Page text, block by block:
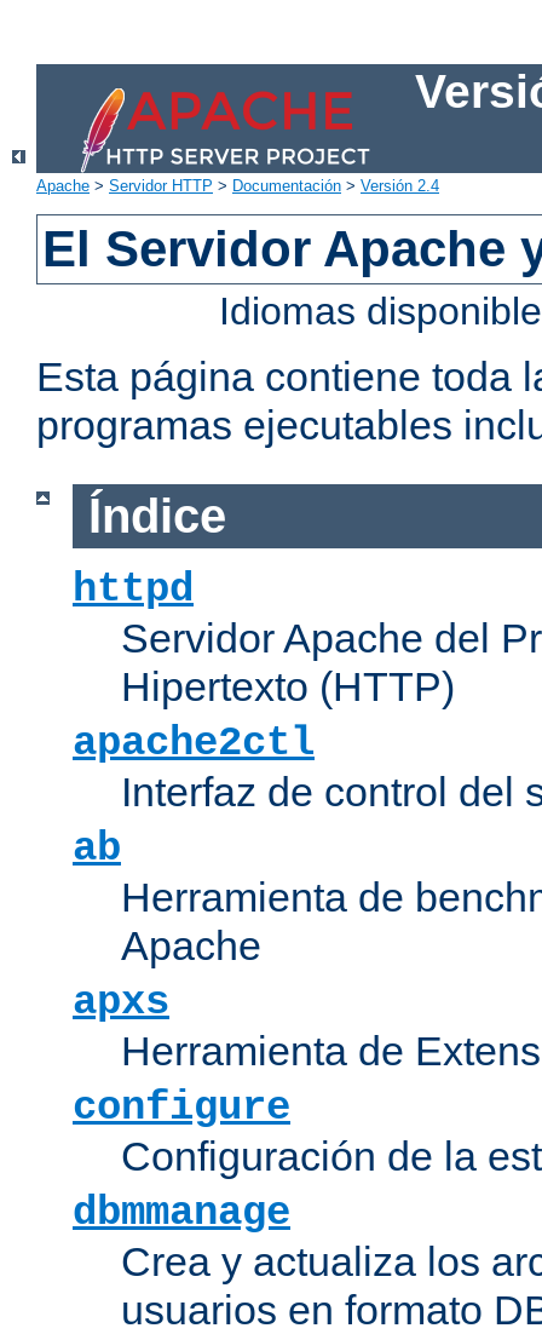
Apache > Servidor HTTP > Documentación > Versión 2.4
El Servidor Apache
Idiomas
Esta página contiene toda
programas ejecutables
Índice
httpd
Servidor Apache del
Hipertexto (HTTP)
apache2ctl
Interfaz de control del
ab
Herramienta de
Apache
apxs
Herramienta de
configure
Configuración de la
dbmmanage
Crea y actualiza los
usuarios en formato